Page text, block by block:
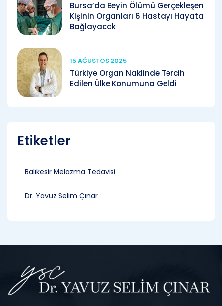
Bursa’da Beyin Ölümü Gerçekleşen
Kişinin Organları 6 Hastayı Hayata
Bağlayacak
15 AĞUSTOS 2025
Türkiye Organ Naklinde Tercih
Edilen Ülke Konumuna Geldi
Etiketler
Balıkesir Melazma Tedavisi
Dr. Yavuz Selim Çınar